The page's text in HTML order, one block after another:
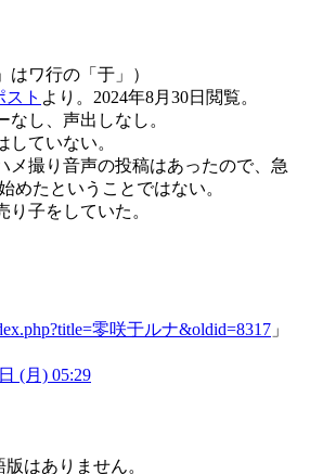
はワ行の「于」）
ト より。2024年8月30日閲覧。
なし、声出しなし。
していない。
メ撮り音声の投稿はあったので、急
めたということではない。
り子をしていた。
零咲于ルナ&oldid=8317 」
(月) 05:29
はありません。